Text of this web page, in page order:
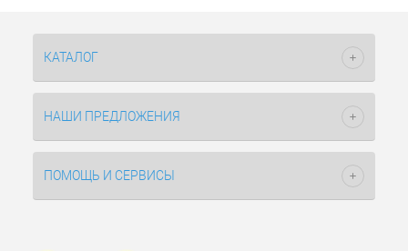
КАТАЛОГ
НАШИ ПРЕДЛОЖЕНИЯ
ПОМОЩЬ И СЕРВИСЫ